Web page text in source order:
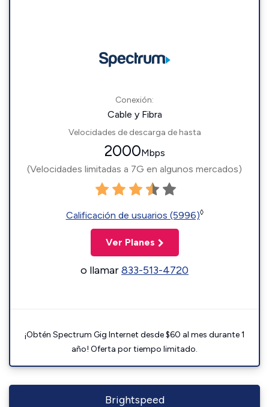
Conexión:
Cable y Fibra
Velocidades de descarga de hasta
2000Mbps
(Velocidades limitadas a 7G en algunos mercados)
Calificación de usuarios (5996)◊
Ver Planes
o llamar833-513-4720
¡Obtén Spectrum Gig Internet desde $60 al mes durante 1
año! Oferta por tiempo limitado.
Brightspeed